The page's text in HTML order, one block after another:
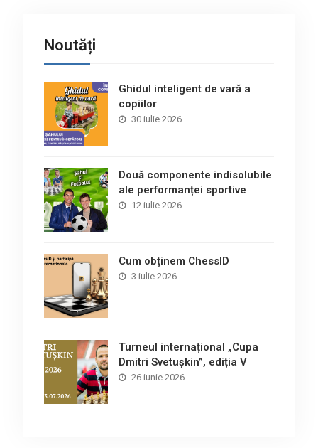
Noutăți
Ghidul inteligent de vară a
copiilor
30 iulie 2026
Două componente indisolubile
ale performanței sportive
12 iulie 2026
Cum obținem ChessID
3 iulie 2026
Turneul internațional „Cupa
Dmitri Svetușkin”, ediția V
26 iunie 2026